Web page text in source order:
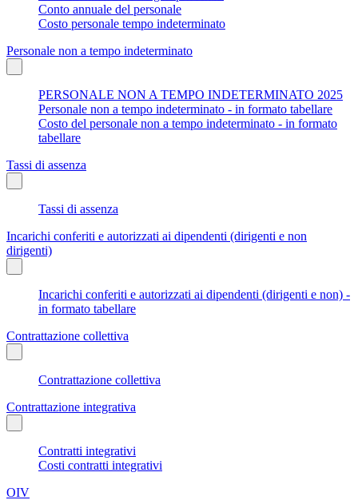
Conto annuale del personale
Costo personale tempo indeterminato
Personale non a tempo indeterminato
PERSONALE NON A TEMPO INDETERMINATO 2025
Personale non a tempo indeterminato - in formato tabellare
Costo del personale non a tempo indeterminato - in formato
tabellare
Tassi di assenza
Tassi di assenza
Incarichi conferiti e autorizzati ai dipendenti (dirigenti e non
dirigenti)
Incarichi conferiti e autorizzati ai dipendenti (dirigenti e non) -
in formato tabellare
Contrattazione collettiva
Contrattazione collettiva
Contrattazione integrativa
Contratti integrativi
Costi contratti integrativi
OIV